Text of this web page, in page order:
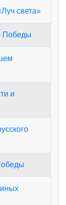
света»
Победы
и